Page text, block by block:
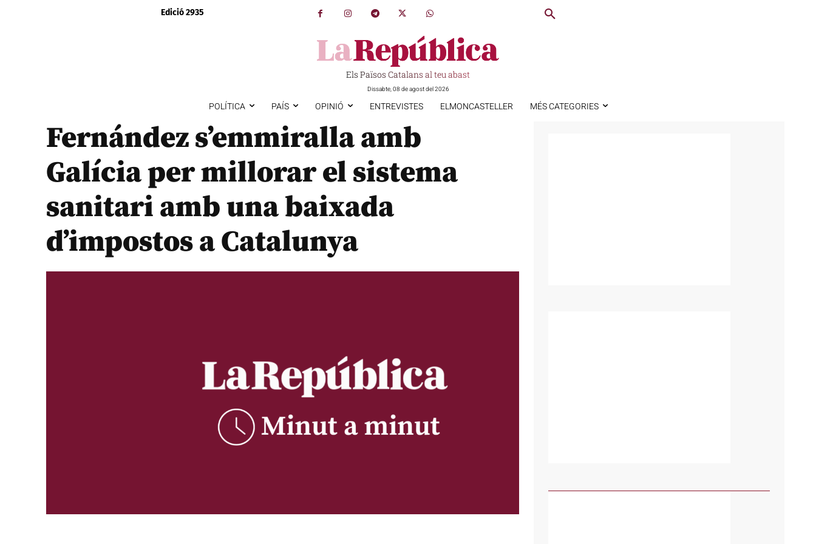
Edició 2935
Els Països Catalans al teu abast
Dissabte, 08 de agost del 2026
POLÍTICA PAÍS OPINIÓ ENTREVISTES ELMONCASTELLER MÉS CATEGORIES
Fernández s’emmiralla amb
Galícia per millorar el sistema
sanitari amb una baixada
d’impostos a Catalunya